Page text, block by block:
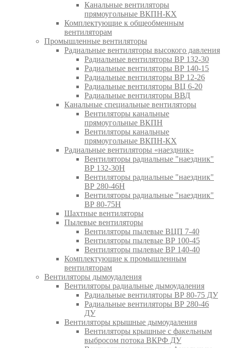
Канальные вентиляторы
прямоугольные ВКПН-КХ
Комплектующие к общеобменным
вентиляторам
Промышленные вентиляторы
Радиальные вентиляторы высокого давления
Радиальные вентиляторы ВР 132-30
Радиальные вентиляторы ВР 140-15
Радиальные вентиляторы ВР 12-26
Радиальные вентиляторы ВЦ 6-20
Радиальные вентиляторы ВВД
Канальные специальные вентиляторы
Вентиляторы канальные
прямоугольные ВКПН
Вентиляторы канальные
прямоугольные ВКПН-КХ
Радиальные вентиляторы «наездник»
Вентиляторы радиальные "наездник"
ВР 132-30Н
Вентиляторы радиальные "наездник"
ВР 280-46Н
Вентиляторы радиальные "наездник"
ВР 80-75Н
Шахтные вентиляторы
Пылевые вентиляторы
Вентиляторы пылевые ВЦП 7-40
Вентиляторы пылевые ВР 100-45
Вентиляторы пылевые ВР 140-40
Комплектующие к промышленным
вентиляторам
Вентиляторы дымоудаления
Вентиляторы радиальные дымоудаления
Радиальные вентиляторы ВР 80-75 ДУ
Радиальные вентиляторы ВР 280-46
ДУ
Вентиляторы крышные дымоудаления
Вентиляторы крышные с факельным
выбросом потока ВКРФ ДУ